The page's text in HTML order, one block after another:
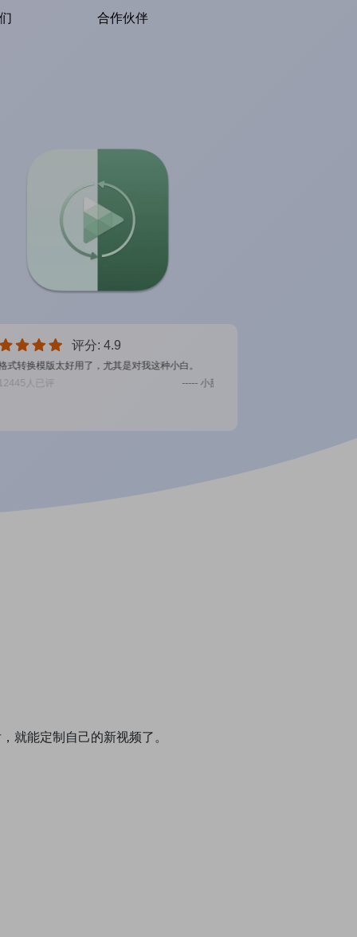
合作伙伴
评分: 4.9
换模版太好用了，尤其是对我这种小白。
人已评
----- 小甜甜12445人已评
就能定制自己的新视频了。